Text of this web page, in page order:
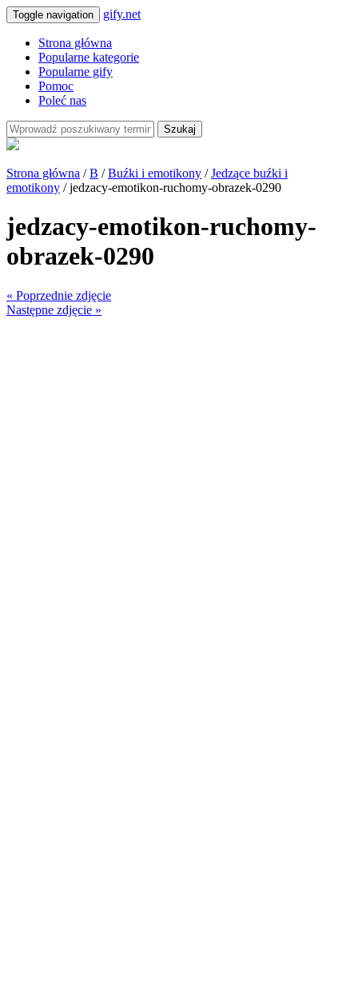
Toggle navigation gify.net
Strona główna
Popularne kategorie
Popularne gify
Pomoc
Poleć nas
Szukaj
Strona główna /B /Buźki i emotikony /Jedzące buźki i
emotikony / jedzacy-emotikon-ruchomy-obrazek-0290
jedzacy-emotikon-ruchomy-
obrazek-0290
« Poprzednie zdjęcie
Następne zdjęcie »